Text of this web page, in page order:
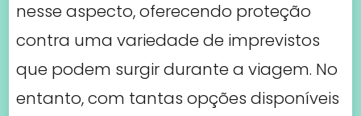
artigo, faremos um comparativo de
preços deseguro autocaravanade
viagem para Portugal, destacando
algumas das opções populares